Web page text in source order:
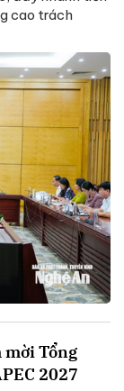
cao trách
mời Tổng
2027